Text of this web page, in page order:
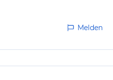
Melden